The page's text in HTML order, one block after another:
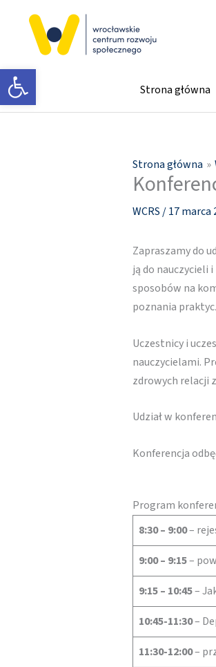
Otwórz pasek narzędzi Strona główna
Strona główna
WCRS /17 marca
Zapraszamy do
ją do nauczycieli
sposobów na
poznania
Uczestnicy i
nauczycielami.
zdrowych relacji
Udział w
Konferencja
Program
8:30 – 9:00–
9:00 – 9:15–
9:15 – 10:45–
10:45-11:30–
11:30-12:00–